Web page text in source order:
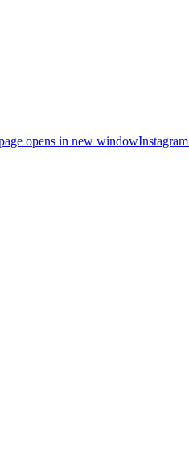
opens in new window